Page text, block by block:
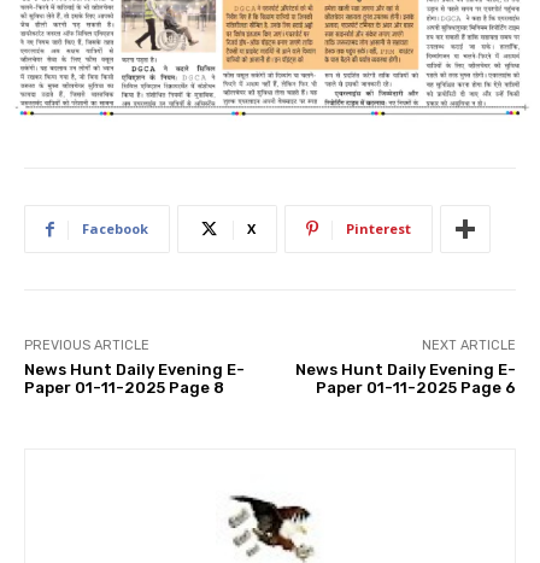
Facebook X Pinterest
PREVIOUS ARTICLE
News Hunt Daily Evening E-
Paper 01-11-2025 Page 8
NEXT ARTICLE
News Hunt Daily Evening E-
Paper 01-11-2025 Page 6